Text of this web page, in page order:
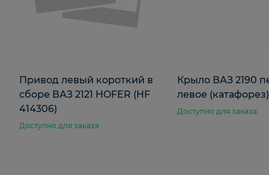
Привод левый короткий в
сборе ВАЗ 2121 HOFER (HF
414306)
Доступно для заказа
Крыло ВАЗ 2190
левое
Доступно для заказа